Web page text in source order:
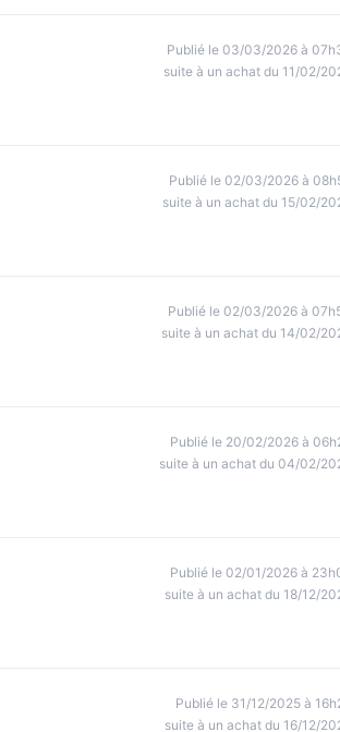
Publié le 03/03/2026 à
suite à un achat du 11/02/
Publié le 02/03/2026 à
suite à un achat du 15/02/
Publié le 02/03/2026 à
suite à un achat du 14/02/
Publié le 20/02/2026 à
suite à un achat du 04/02/
Publié le 02/01/2026 à
suite à un achat du 18/12/
Publié le 31/12/2025 à
suite à un achat du 16/12/